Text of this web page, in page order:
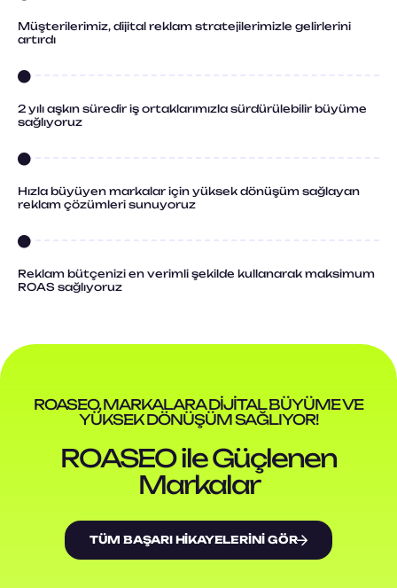
Müşterilerimiz, dijital reklam stratejilerimizle gelirlerini
artırdı
2 yılı aşkın süredir iş ortaklarımızla sürdürülebilir büyüme
sağlıyoruz
Hızla büyüyen markalar için yüksek dönüşüm sağlayan
reklam çözümleri sunuyoruz
Reklam bütçenizi en verimli şekilde kullanarak maksimum
ROAS sağlıyoruz
ROASEO, MARKALARA DIJITAL BÜYÜME VE
YÜKSEK DÖNÜŞÜM SAĞLIYOR!
ROASEO ile Güçlenen
Markalar
TÜM BAŞARI HIKAYELERINI GÖR